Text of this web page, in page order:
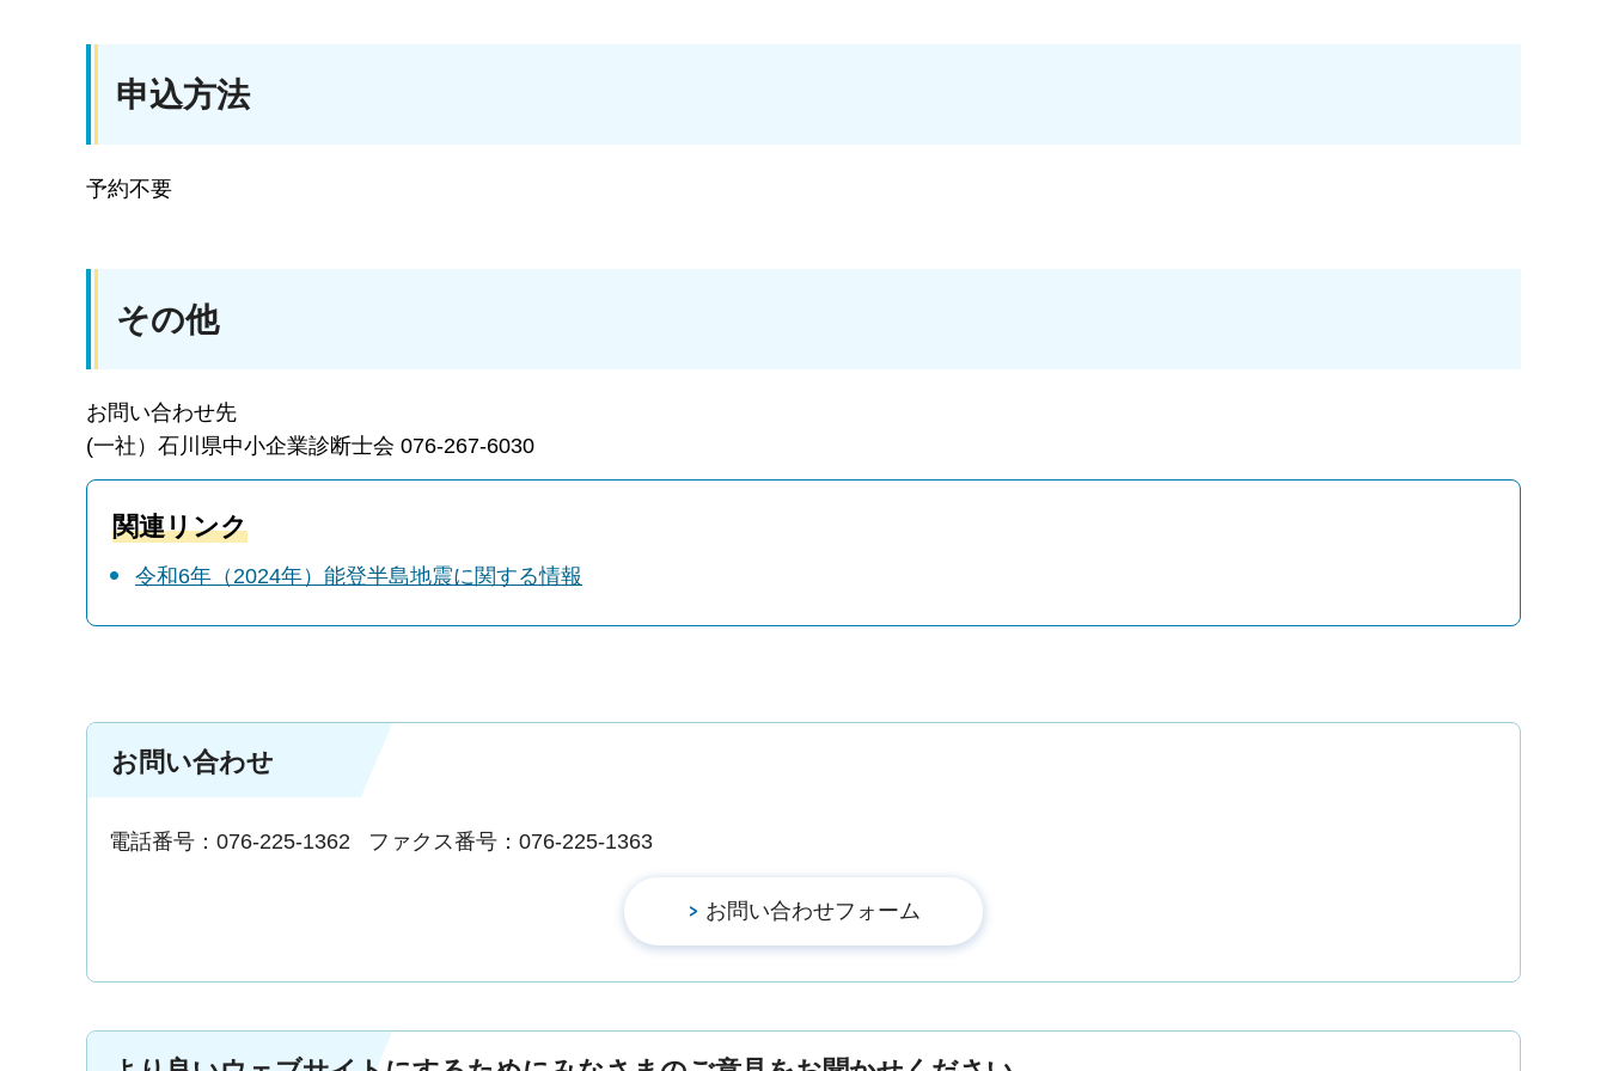
申込方法
予約不要
その他
お問い合わせ先
(一社）石川県中小企業診断士会 076-267-6030
関連リンク
令和6年（2024年）能登半島地震に関する情報
お問い合わせ
電話番号：076-225-1362 ファクス番号：076-225-1363